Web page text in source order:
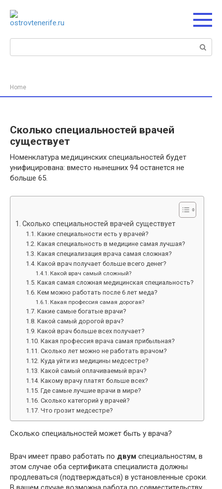
контенту
Поиск:
Home
Сколько специальностей врачей
существует
Номенклатура медицинских специальностей будет
унифицирована: вместо нынешних 94 останется не
больше 65.
Сколько специальностей врачей существует
Какие специальности есть у врачей?
Какая специальность в медицине самая лучшая?
Какая специализация врача самая сложная?
Какой врач получает больше всего денег?
Какой врач самый сложный?
Какая самая сложная медицинская специальность?
Кем можно работать после 6 лет меда?
Какая профессия самая дорогая?
Какие самые богатые врачи?
Какой самый дорогой врач?
Какой врач больше всех получает?
Какая профессия врача самая прибыльная?
Сколько лет можно не работать врачом?
Куда уйти из медицины медсестре?
Какой самый оплачиваемый врач?
Какому врачу платят больше всех?
Где самые лучшие врачи в мире?
Сколько категорий у врачей?
Что грозит медсестре?
Сколько специальностей может быть у врача?
Врач имеет право работать по двум специальностям, в
этом случае оба сертификата специалиста должны
продлеваться (подтверждаться) в установленные сроки.